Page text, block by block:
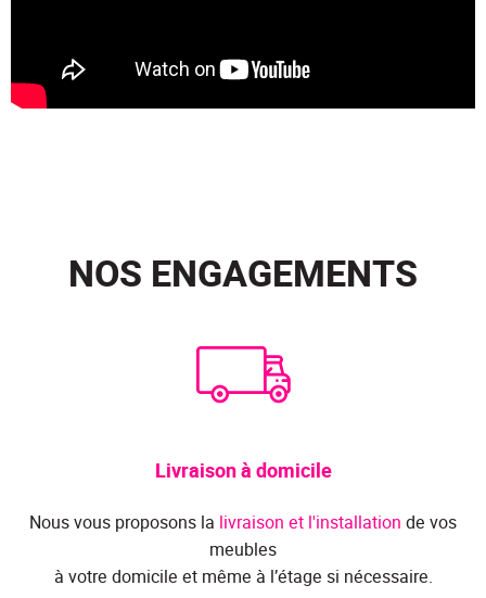
NOS ENGAGEMENTS
Livraison à domicile
Nous vous proposons la livraison et l'installation de vos
meubles
à votre domicile et même à l’étage si nécessaire.